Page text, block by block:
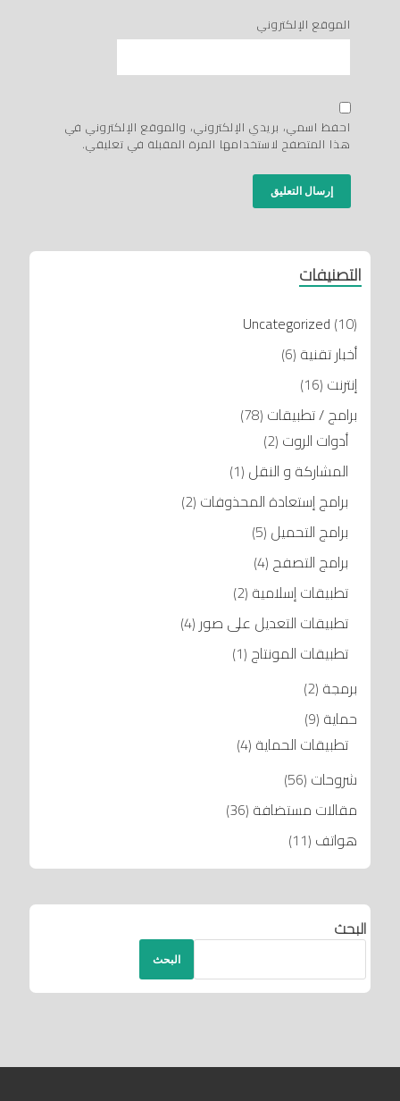
الموقع الإلكتروني
احفظ اسمي، بريدي الإلكتروني، والموقع الإلكتروني في
هذا المتصفح لاستخدامها المرة المقبلة في تعليقي.
التصنيفات
Uncategorized (10)
أخبار تقنية (6)
إنترنت (16)
برامج / تطبيقات (78)
أدوات الروت (2)
المشاركة و النقل (1)
برامج إستعادة المحذوفات (2)
برامج التحميل (5)
برامج التصفح (4)
تطبيقات إسلامية (2)
تطبيقات التعديل على صور (4)
تطبيقات المونتاج (1)
برمجة (2)
حماية (9)
تطبيقات الحماية (4)
شروحات (56)
مقالات مستضافة (36)
هواتف (11)
البحث
البحث